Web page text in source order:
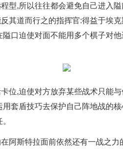
型,所以往往都会避免自己进入
其道而行之的指挥官:得益于埃
口迫使对面不能用多个棋子对
位,迫使对方放弃某些战术只能
套盾技巧去保护自己阵地战的
阿斯特拉面前依然还有一战之